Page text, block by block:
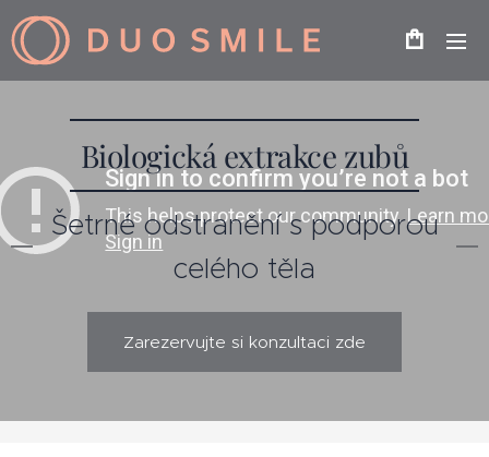
Biologická extrakce zubů
Šetrné odstranění s podporou
celého těla
Zarezervujte si konzultaci zde